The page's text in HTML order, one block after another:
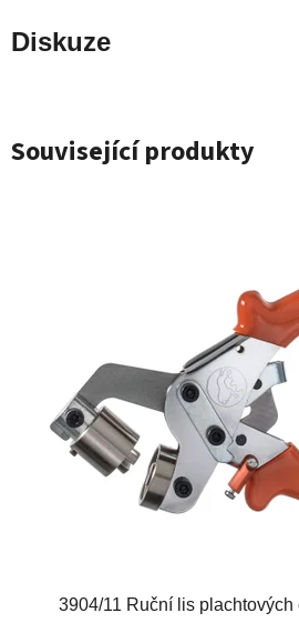
Diskuze
Související produkty
3904/11 Ruční lis plachtových